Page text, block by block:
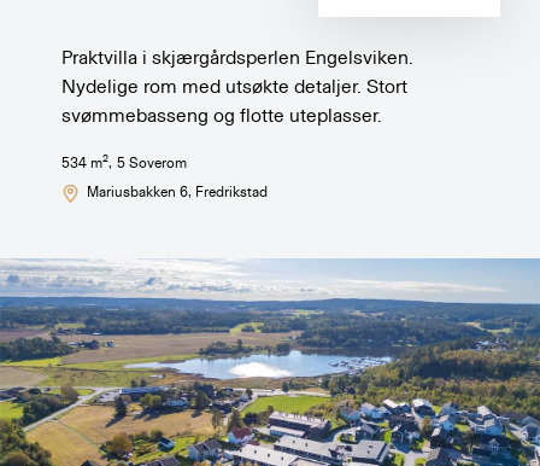
Praktvilla i skjærgårdsperlen Engelsviken.
Nydelige rom med utsøkte detaljer. Stort
svømmebasseng og flotte uteplasser.
534 m2, 5Soverom
Mariusbakken 6, Fredrikstad